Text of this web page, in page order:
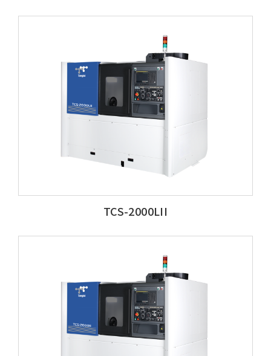
TCS-2000LII